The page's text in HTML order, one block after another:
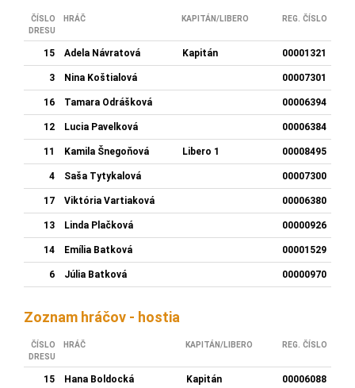
ČÍSLO
DRESU
HRÁČ KAPITÁN/LIBERO REG. ČÍSLO
15 Adela Návratová Kapitán 00001321
3 Nina Koštialová 00007301
16 Tamara Odrášková 00006394
12 Lucia Pavelková 00006384
11 Kamila Šnegoňová Libero 1 00008495
4 Saša Tytykalová 00007300
17 Viktória Vartiaková 00006380
13 Linda Plačková 00000926
14 Emília Batková 00001529
6 Júlia Batková 00000970
Zoznam hráčov - hostia
ČÍSLO
DRESU
HRÁČ KAPITÁN/LIBERO REG. ČÍSLO
15 Hana Boldocká Kapitán 00006088